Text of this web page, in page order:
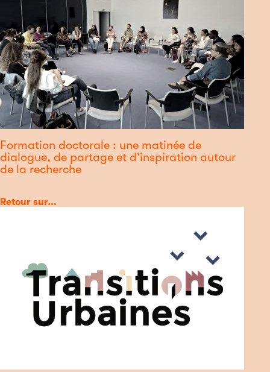
Formation doctorale : une matinée de
dialogue, de partage et d'inspiration autour
de la recherche
Catégorie
Retour sur...